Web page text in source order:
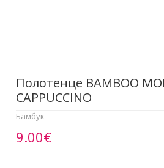
Полотенце BAMBOO
CAPPUCCINO
Бамбук
9.00€